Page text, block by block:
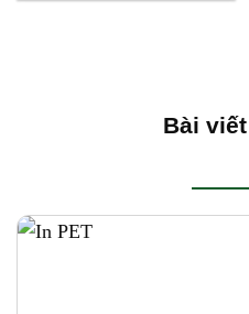
Bài